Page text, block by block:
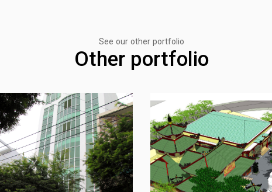
See our other portfolio
Other portfolio